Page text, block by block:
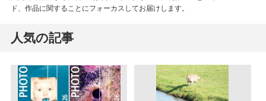
ド、作品に関することにフォーカスしてお届けします。
人気の記事